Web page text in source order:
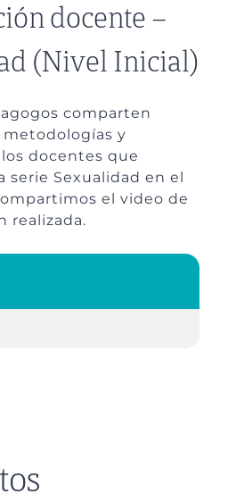
docente –
(Nivel Inicial)
comparten
y
docentes que
serie Sexualidad en el
el video de
realizada.